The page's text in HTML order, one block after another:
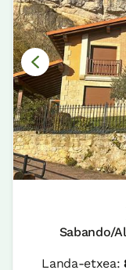
Sabando/
Landa-etxea: